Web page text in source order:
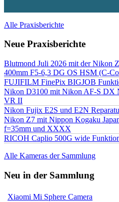
Alle Praxisberichte
Neue Praxisberichte
Blutmond Juli 2026 mit der Nikon
400mm F5-6,3 DG OS HSM (C-
FUJIFILM FinePix BIGJOB
Nikon D3100 mit Nikon AF-S DX
VR II
Nikon Fujix E2S und E2N
Nikon Z7 mit Nippon Kogaku
f=35mm und XXXX
RICOH Caplio 500G wide
Alle Kameras der Sammlung
Neu in der Sammlung
Xiaomi Mi Sphere Camera